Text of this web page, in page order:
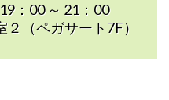
：00 ～ 21：00
（ペガサート7F）